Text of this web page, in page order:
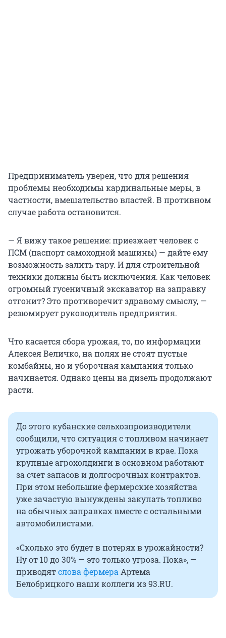
Предприниматель уверен, что для решения
проблемы необходимы кардинальные меры, в
частности, вмешательство властей. В противном
случае работа остановится.
— Я вижу такое решение: приезжает человек с
ПСМ (паспорт самоходной машины) — дайте ему
возможность залить тару. И для строительной
техники должны быть исключения. Как человек
огромный гусеничный экскаватор на заправку
отгонит? Это противоречит здравому смыслу, —
резюмирует руководитель предприятия.
Что касается сбора урожая, то, по информации
Алексея Величко, на полях не стоят пустые
комбайны, но и уборочная кампания только
начинается. Однако цены на дизель продолжают
расти.
До этого кубанские сельхозпроизводители
сообщили, что ситуация с топливом начинает
угрожать уборочной кампании в крае. Пока
крупные агрохолдинги в основном работают
за счет запасов и долгосрочных контрактов.
При этом небольшие фермерские хозяйства
уже зачастую вынуждены закупать топливо
на обычных заправках вместе с остальными
автомобилистами.
«Сколько это будет в потерях в урожайности?
Ну от 10 до 30% — это только угроза. Пока», —
приводятслова фермера Артема
Белобрицкого наши коллеги из 93.RU.